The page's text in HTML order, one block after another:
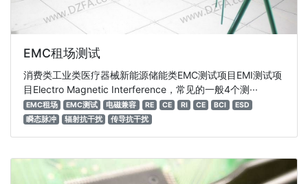
EMC租场测试
消费类工业类医疗器械新能源储能类EMC测试项目EMI测试项
目Electro Magnetic Interference，常见的一般4个测···
EMC租场 EMC测试 电磁兼容 RE CE RI CE BCI
ESD
瞬态脉冲
辐射抗干扰 传导抗干扰